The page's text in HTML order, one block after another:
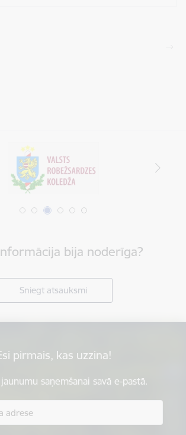
bija noderīga?
Sniegt atsauksmi
pirmais, kas uzzina!
saņemšanai savā e-pastā.